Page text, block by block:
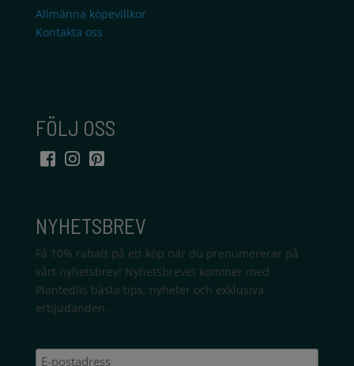
Allmänna köpevillkor
Kontakta oss
FÖLJ OSS
NYHETSBREV
Få 10% rabatt på ett köp när du prenumererar på
vårt nyhetsbrev! Nyhetsbrevet kommer med
Plantedlis bästa tips, nyheter och exklusiva
erbjudanden.